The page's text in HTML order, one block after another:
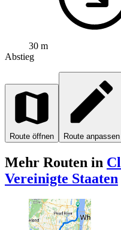
30 m
Abstieg
Route öffnen Route anpassen
Mehr Routen in
Vereinigte Staaten